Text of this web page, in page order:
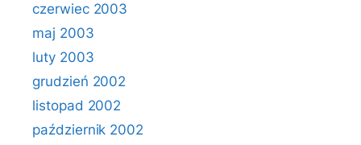
czerwiec 2003
maj 2003
luty 2003
grudzień 2002
listopad 2002
październik 2002